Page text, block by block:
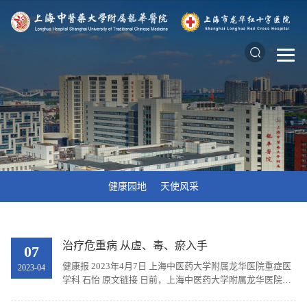
健康园地 天使风采
07
2023-04
治疗危重病 从虚、毒、瘀入手
健康报 2023年4月7日 上海中医药大学附属龙华医院重症医
学科 石怡 原文链接 日前，上海中医药大学附属龙华医院重